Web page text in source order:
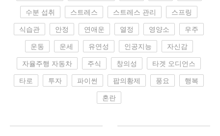
수분 섭취
스트레스 스트레스 관리
스프링
식습관
안정 연애운 열정 영양소
우주
운동
운세 유연성 인공지능
자신감
자율주행 자동차
주식 창의성
타겟 오디언스
타로
투자 파이썬 팝의황제 풍요
행복
혼란